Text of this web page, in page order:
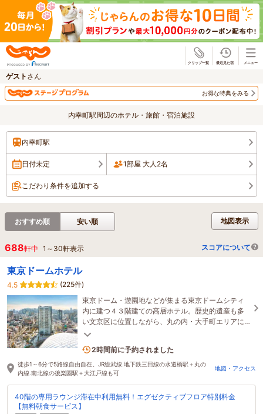
ゲスト さん
お得な特典をみる
内幸町駅周辺のホテル・旅館・宿泊施設
内幸町駅
日付未定 1部屋 大人2名
こだわり条件を追加する
地図表示
おすすめ順 安い順
688軒中 1 ～ 30軒表示 スコアについて
東京ドームホテル
4.5
(225件)
東京ドーム・遊園地などが集まる東京ドームシティ
内に建つ４３階建ての高層ホテル。歴史的遺産も多
い文京区に位置しながら、丸の内・大手町エリアに
近く５路線徒歩圏内でビジネスポイントへのアクセ
1名がこの宿を見ています
2時間前に予約されました
徒歩1～6分で5路線自由自在。JR総武線.地下鉄三田線の水道橋駅＋丸の
内線.南北線の後楽園駅＋大江戸線も可
地図・アクセス
40階の専用ラウンジ滞在中利用無料！エグゼクティブフロア特別料金
【無料朝食サービス】